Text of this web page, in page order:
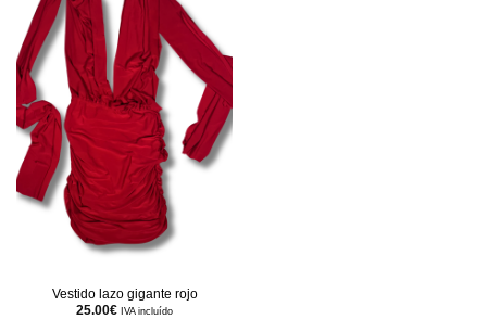
Vestido lazo gigante rojo
25.00€ IVA incluído